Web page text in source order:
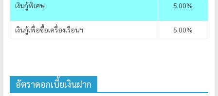
เงินกู้พิเศษ
5.00%
เงินกู้เพื่อซื้อเครื่องเรือนฯ 5.00%
อัตราดอกเบี้ยเงินฝาก